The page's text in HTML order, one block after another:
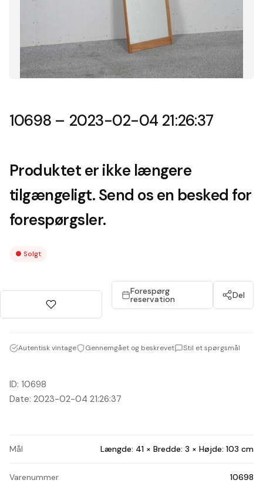
10698 – 2023-02-04 21:26:37
ID: 10698
Date: 2023-02-04 21:26:37
Mål Længde: 41 × Bredde: 3 × Højde: 103 cm
Varenummer 10698
Produktet er ikke længere
tilgængeligt. Send os en besked for
forespørgsler.
● Solgt
Forespørg
reservation Del
Autentisk vintage Gennemgået og beskrevet Stil et spørgsmål